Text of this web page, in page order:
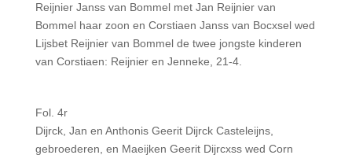
Reijnier Janss van Bommel met Jan Reijnier van
Bommel haar zoon en Corstiaen Janss van Bocxsel wed
Lijsbet Reijnier van Bommel de twee jongste kinderen
van Corstiaen: Reijnier en Jenneke, 21-4.
Fol. 4r
Dijrck, Jan en Anthonis Geerit Dijrck Casteleijns,
gebroederen, en Maeijken Geerit Dijrcxss wed Corn